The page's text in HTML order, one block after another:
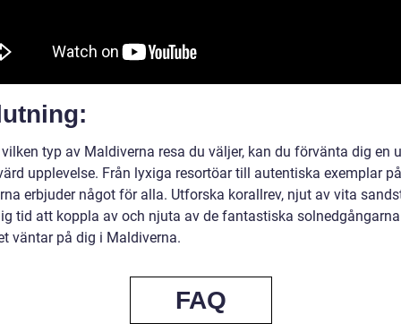
typ av Maldiverna resa du väljer, kan du förvänta dig en
upplevelse. Från lyxiga resortöar till autentiska exemplar
erbjuder något för alla. Utforska korallrev, njut av vita
tid att koppla av och njuta av de fantastiska solnedgångarna
väntar på dig i Maldiverna.
FAQ